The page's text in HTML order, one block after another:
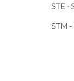
STE -
STM